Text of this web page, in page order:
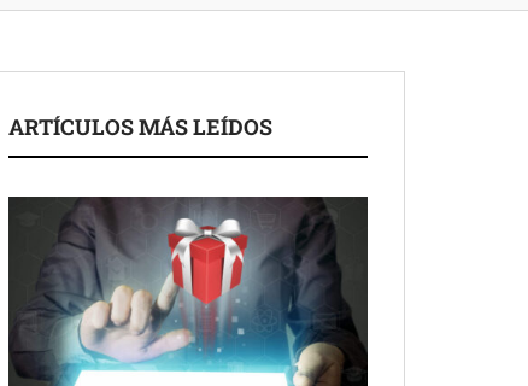
ARTÍCULOS MÁS LEÍDOS